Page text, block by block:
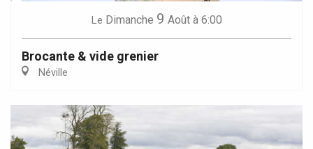
Le Dimanche 9 Août à 6:00
Brocante & vide grenier
Néville